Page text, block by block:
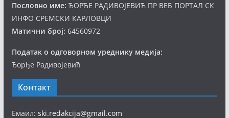
Пословно име: ЂОРЂЕ РАДИВОЈЕВИЋ ПР ВЕБ ПОРТАЛ СК
ИНФО СРЕМСКИ КАРЛОВЦИ
Матични број: 64560972
Податак о одговорном уреднику медија:
Ђорђе Радивојевић
Контакт
Емаил: ski.redakcija@gmail.com